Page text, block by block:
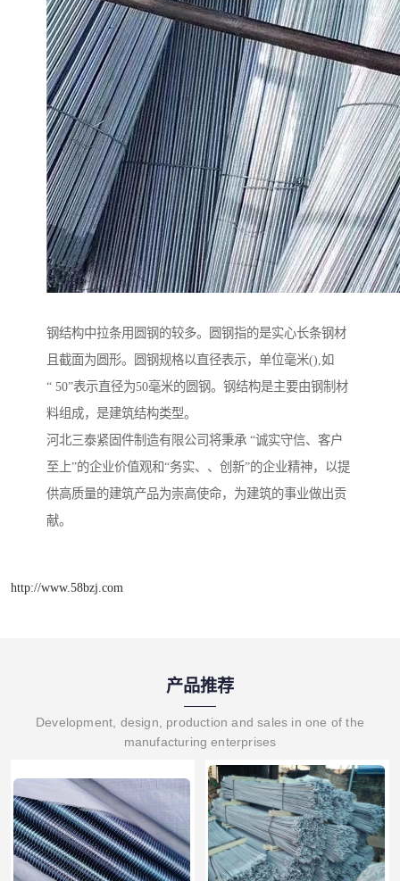
钢结构中拉条用圆钢的较多。圆钢指的是实心长条钢材
且截面为圆形。圆钢规格以直径表示，单位毫米(),如
“ 50”表示直径为50毫米的圆钢。钢结构是主要由钢制材
料组成，是建筑结构类型。
河北三泰紧固件制造有限公司将秉承 “诚实守信、客户
至上”的企业价值观和“务实、、创新”的企业精神，以提
供高质量的建筑产品为崇高使命，为建筑的事业做出贡
献。
http://www.58bzj.com
产品推荐
Development, design, production and sales in one of the
manufacturing enterprises